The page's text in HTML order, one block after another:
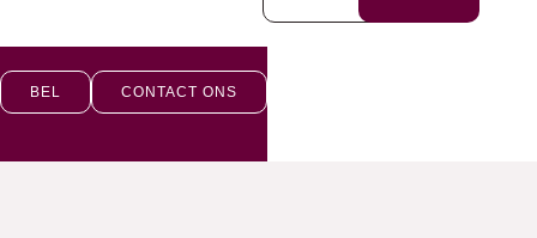
BEL CONTACT ONS